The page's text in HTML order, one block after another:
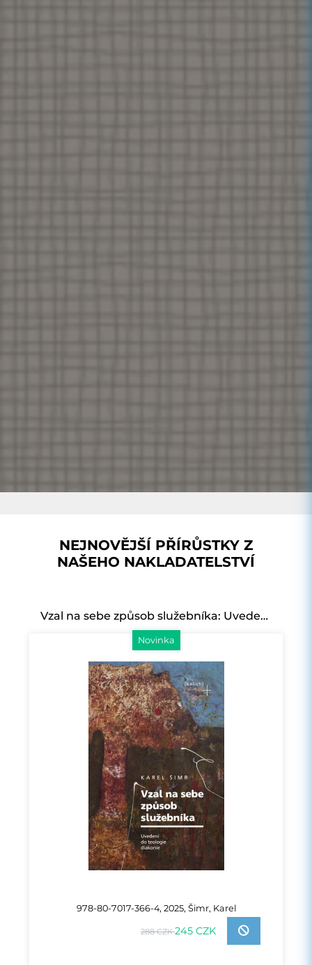
NEJNOVĚJŠÍ PŘÍRŮSTKY Z
NAŠEHO NAKLADATELSTVÍ
Novinka
Vzal na sebe způsob služebníka: Uvedení do teologie diakonie
978-80-7017-366-4, 2025, Šimr, Karel
288 CZK245 CZK